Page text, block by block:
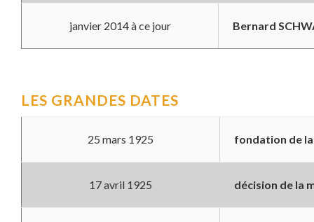
janvier 2014 à ce jour Bernard
LES GRANDES DATES
25 mars 1925 fondation de la
17 avril 1925 décision de la